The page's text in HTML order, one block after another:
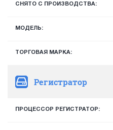
СНЯТО С ПРОИЗВОДСТВА:
МОДЕЛЬ:
ТОРГОВАЯ МАРКА:
Регистратор
ПРОЦЕССОР РЕГИСТРАТОР: